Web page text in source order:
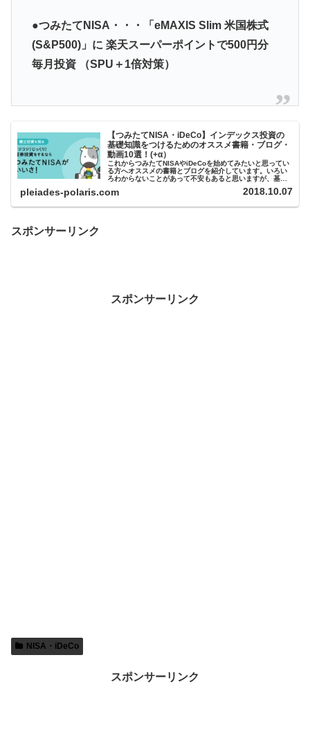
●つみたてNISA・・・「 eMAXIS Slim 米国株式
(S&P500)」に 楽天スーパーポイントで500円分
毎月投資（SPU＋1倍対策）
【つみたてNISA・iDeCo】インデックス投資の
基礎知識をつけるためのオススメ書籍・ブログ・
動画10選！(+α）
これからつみたてNISAやiDeCoを始めてみたいと思ってい
る方へオススメの書籍とブログを紹介しています。いろい
ろわからないことがあって不安もあると思いますが、基礎
す。
pleiades-polaris.com 2018.10.07
スポンサーリンク
スポンサーリンク
NISA・iDeCo
スポンサーリンク